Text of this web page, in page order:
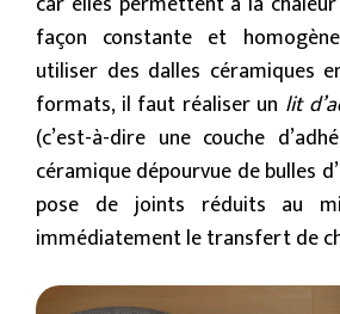
façon constante et
utiliser des dalles céramiques
formats, il faut réaliser un lit
(c’est-à-dire une couche
céramique dépourvue de bulles
pose de joints réduits au
immédiatement le transfert de